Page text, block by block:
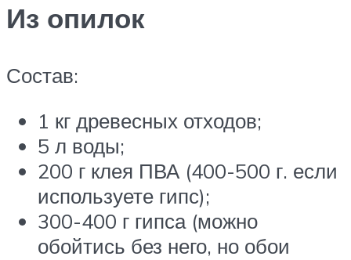
Из опилок
Состав:
1 кг древесных отходов;
5 л воды;
200 г клея ПВА (400-500 г. если
используете гипс);
300-400 г гипса (можно
обойтись без него, но обои